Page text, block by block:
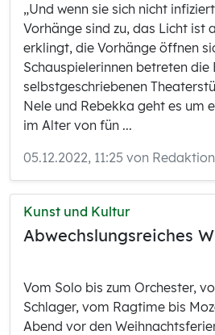
„Und wenn sie sich nicht
Vorhänge sind zu, das Licht ist
erklingt, die Vorhänge öffnen
Schauspielerinnen betreten die
selbstgeschriebenen
Nele und Rebekka geht es um
im Alter von fün ...
05.12.2022, 11:25 von
Kunst und Kultur
Abwechslungsreiches
Vom Solo bis zum Orchester,
Schlager, vom Ragtime bis
Abend vor den